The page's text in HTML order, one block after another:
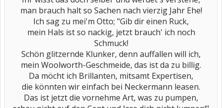
man brauch halt so Sachen nach vierzig Jahr Ehe!
Ich sag zu mei'm Otto; "Gib dir einen Ruck,
mein Hals ist so nackig, jetzt brauch' ich noch
Schmuck!
Schön glitzernde Klunker, denn auffallen will ich,
mein Woolworth-Geschmeide, das ist da zu billig.
Da möcht ich Brillanten, mitsamt Expertisen,
die könnten wir einfach bei Neckermann leasen.
Das ist jetzt die vornehme Art, was zu pumpen,